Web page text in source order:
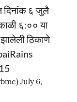
दिनांक ६ जुलै
६:०० या
झालेली ठिकाणे
July 6,